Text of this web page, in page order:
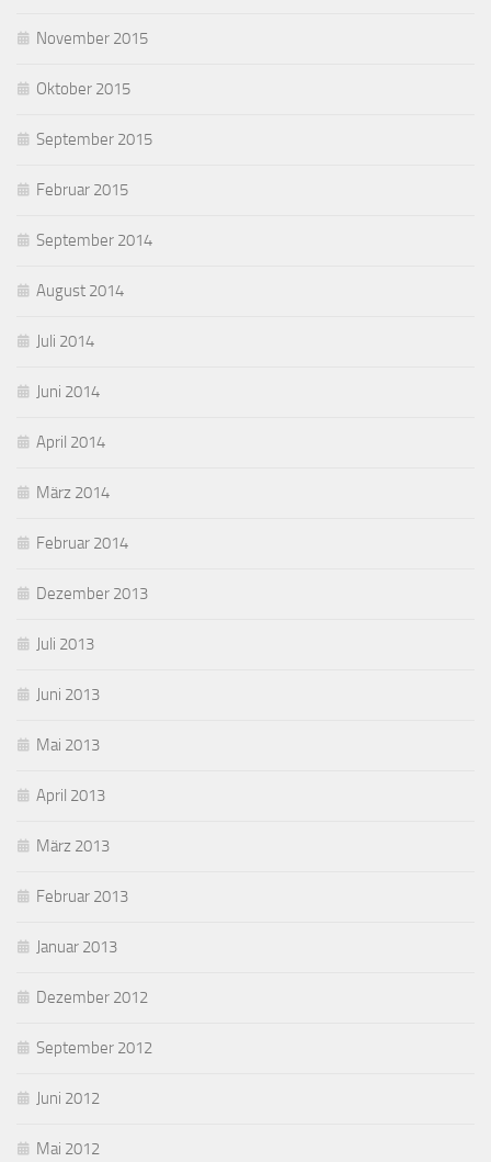
November 2015
Oktober 2015
September 2015
Februar 2015
September 2014
August 2014
Juli 2014
Juni 2014
April 2014
März 2014
Februar 2014
Dezember 2013
Juli 2013
Juni 2013
Mai 2013
April 2013
März 2013
Februar 2013
Januar 2013
Dezember 2012
September 2012
Juni 2012
Mai 2012